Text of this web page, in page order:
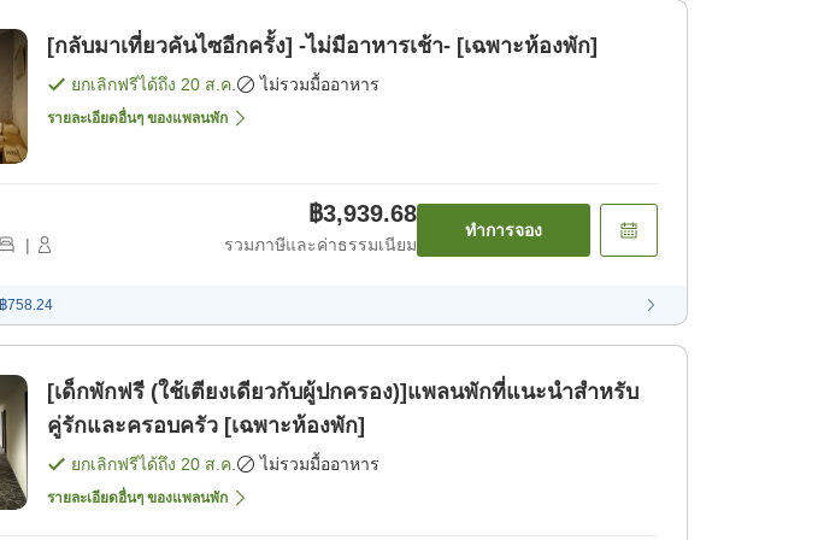
[กลับมาเที่ยวคันไซอีกครั้ง] -ไม่มีอาหารเช้า- [เฉพาะห้องพัก]
ยกเลิกฟรีได้ถึง 20 ส.ค. ไม่รวมมื้ออาหาร
รายละเอียดอื่นๆ ของแพลนพัก
|
฿3,939.68
รวมภาษีและค่าธรรมเนียม
ทำการจอง
฿758.24
[เด็กพักฟรี (ใช้เตียงเดียวกับผู้ปกครอง)]แพลนพักที่แนะนำสำหรับ
คู่รักและครอบครัว [เฉพาะห้องพัก]
ยกเลิกฟรีได้ถึง 20 ส.ค. ไม่รวมมื้ออาหาร
รายละเอียดอื่นๆ ของแพลนพัก